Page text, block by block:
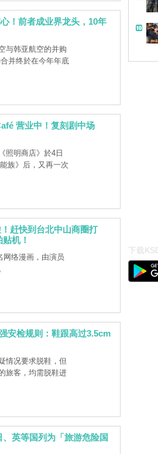
！前者成业界龙头，10年
与韩亚航空的并购
并终於在今年年底
营业中！复刻剧中场
照明商店》於4日
族》后，又再一次
赶快到台北中山商圈打
机！
网络漫画，由演员
安检规则：鞋跟高过3.5cm
情况要求脱鞋，但
旅客，均需脱鞋进
英等国列为「旅游危险国
下载